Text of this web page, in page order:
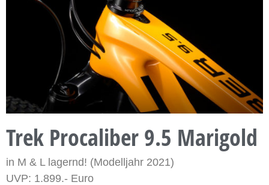
Trek Procaliber 9.5 Marigold
in M & L lagernd! (Modelljahr 2021)
UVP: 1.899.- Euro